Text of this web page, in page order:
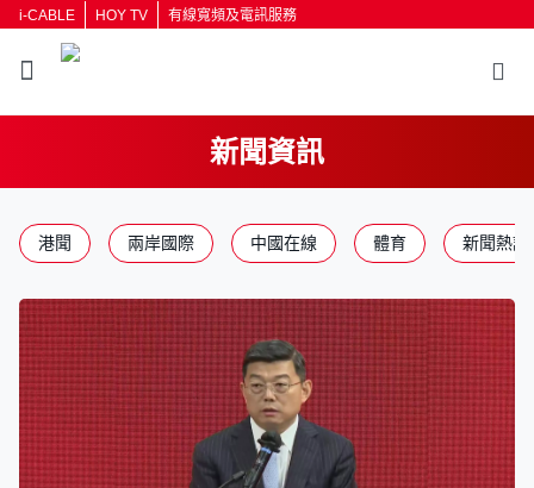
i-CABLE HOY TV 有線寬頻及電訊服務
新聞資訊
港聞 兩岸國際 中國在線 體育 新聞熱話